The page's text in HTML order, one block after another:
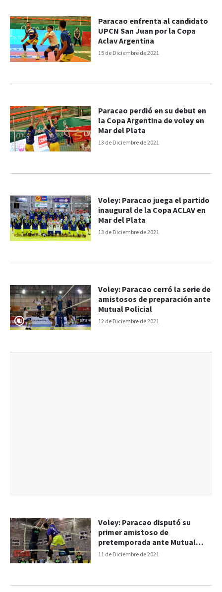
15 de Diciembre de 2021
Paracao enfrenta al candidato
UPCN San Juan por la Copa
Aclav Argentina
13 de Diciembre de 2021
Paracao perdió en su debut en
la Copa Argentina de voley en
Mar del Plata
13 de Diciembre de 2021
Voley: Paracao juega el partido
inaugural de la Copa ACLAV en
Mar del Plata
12 de Diciembre de 2021
Voley: Paracao cerró la serie de
amistosos de preparación ante
Mutual Policial
11 de Diciembre de 2021
Voley: Paracao disputó su
primer amistoso de
pretemporada ante Mutual
Policial